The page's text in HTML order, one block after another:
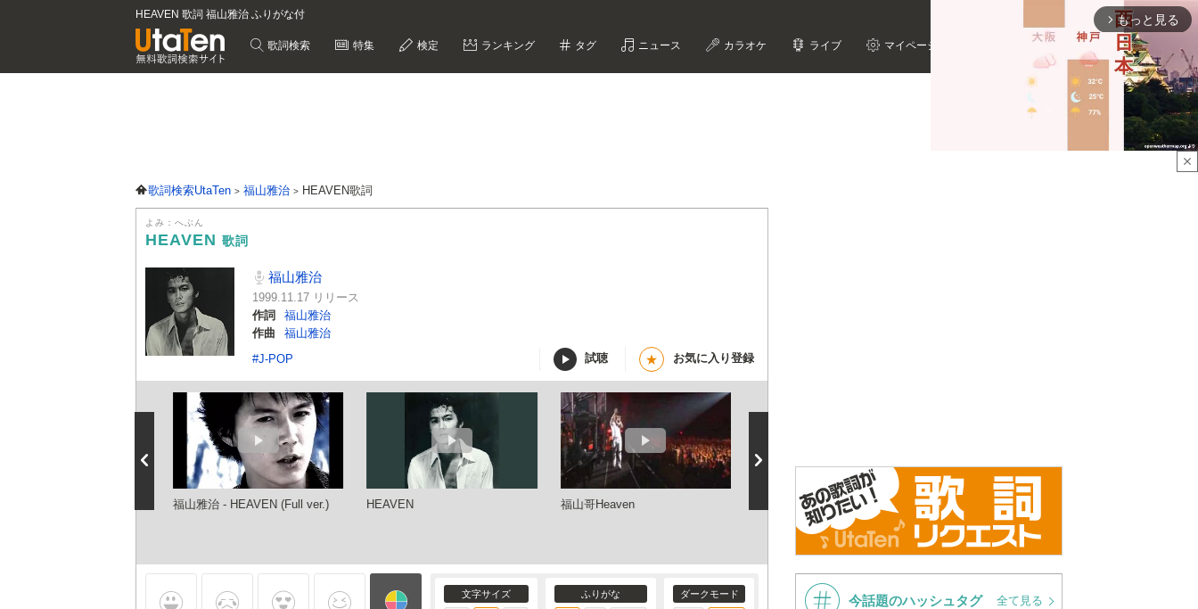
HEAVEN 歌詞 福山雅治 ふりがな付
歌詞検索 特集 検定 ランキング タグ ニュース カラオケ ライブ マイページ
歌詞検索UtaTen 福山雅治 HEAVEN歌詞
よみ：へぶん
HEAVEN 歌詞
福山雅治
1999.11.17 リリース
作詞
福山雅治
作曲
福山雅治
#J-POP
試聴 ★ お気に入り登録
福山雅治 - HEAVEN (Full ver.) HEAVEN 福山哥Heaven
HEAVEN - 福山雅治 (歌詞付き) -
Covered by and-J
【必見・名曲】福山雅治
HEAVEN
文字サイズ ふりがな ダークモード
close
arrow_forward_ios もっと見る
今話題のハッシュタグ 全て見る